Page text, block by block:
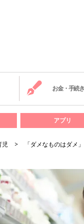
お金・手続き
アプリ
児 「ダメなものはダメ